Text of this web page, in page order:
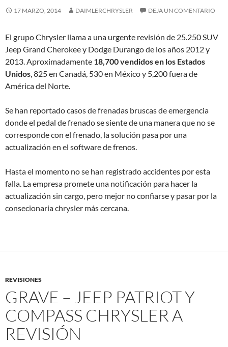
17 MARZO, 2014 DAIMLERCHRYSLER DEJA UN COMENTARIO
El grupo Chrysler llama a una urgente revisión de 25.250 SUV
Jeep Grand Cherokee y Dodge Durango de los años 2012 y
2013. Aproximadamente 18,700 vendidos en los Estados
Unidos, 825 en Canadá, 530 en México y 5,200 fuera de
América del Norte.
Se han reportado casos de frenadas bruscas de emergencia
donde el pedal de frenado se siente de una manera que no se
corresponde con el frenado, la solución pasa por una
actualización en el software de frenos.
Hasta el momento no se han registrado accidentes por esta
falla. La empresa promete una notificación para hacer la
actualización sin cargo, pero mejor no confiarse y pasar por la
consecionaria chrysler más cercana.
REVISIONES
GRAVE – JEEP PATRIOT Y
COMPASS CHRYSLER A
REVISIÓN